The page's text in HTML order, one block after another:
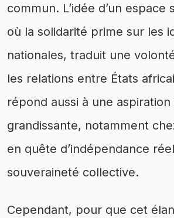
commun. L’idée d’un espace
où la solidarité prime sur les
nationales, traduit une
les relations entre États
répond aussi à une
grandissante, notamment
en quête d’indépendance
souveraineté collective.
Cependant, pour que cet